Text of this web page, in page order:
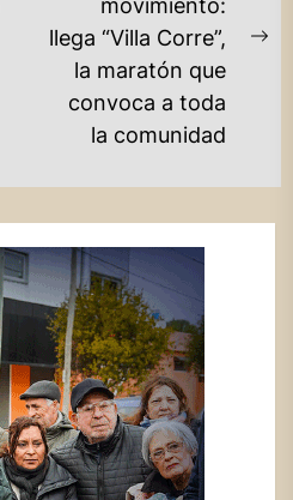
movimiento:
llega “Villa Corre”,
la maratón que
convoca a toda
la comunidad